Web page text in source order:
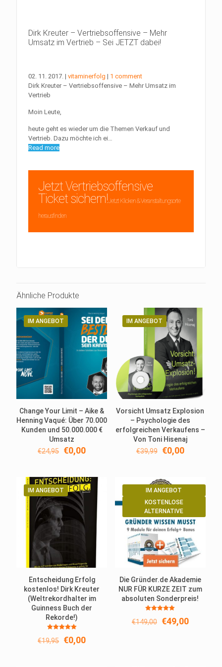
Dirk Kreuter – Vertriebsoffensive – Mehr
Umsatz im Vertrieb – Sei JETZT dabei!
02. 11. 2017. |vitaminerfolg | 1 comment
Dirk Kreuter – Vertriebsoffensive – Mehr Umsatz im
Vertrieb
Moin Leute,
heute geht es wieder um die Themen Verkauf und
Vertrieb. Dazu möchte ich ei…
Read more
Jetzt Vertriebsoffensive
Ticket sichern!Jetzt Klicken & Veranstaltungsorte
herausfinden
Ähnliche Produkte
IM ANGEBOT
Change Your Limit – Aike &
Henning Vaqué: Über 70.000
Kunden und 50.000.000 €
Umsatz
€24,95 Ursprünglicher
Preis
€24,95
€0,00Aktueller
€0,00.
IM ANGEBOT
Vorsicht Umsatz Explosion
– Psychologie des
erfolgreichen Verkaufens –
Von Toni Hisenaj
€39,99 Ursprünglicher
Preis
€39,99
€0,00Aktueller
IM ANGEBOT
Entscheidung Erfolg
kostenlos! Dirk Kreuter
(Weltrekordhalter im
Guinness Buch der
Rekorde!)
mit
€19,95 Ursprünglicher
€0,00Aktueller
IM ANGEBOT
KOSTENLOSE
ALTERNATIVE
Die Gründer.de Akademie
NUR FÜR KURZE ZEIT zum
absoluten Sonderpreis!
mit
€149,00 Ursprünglicher
€49,00